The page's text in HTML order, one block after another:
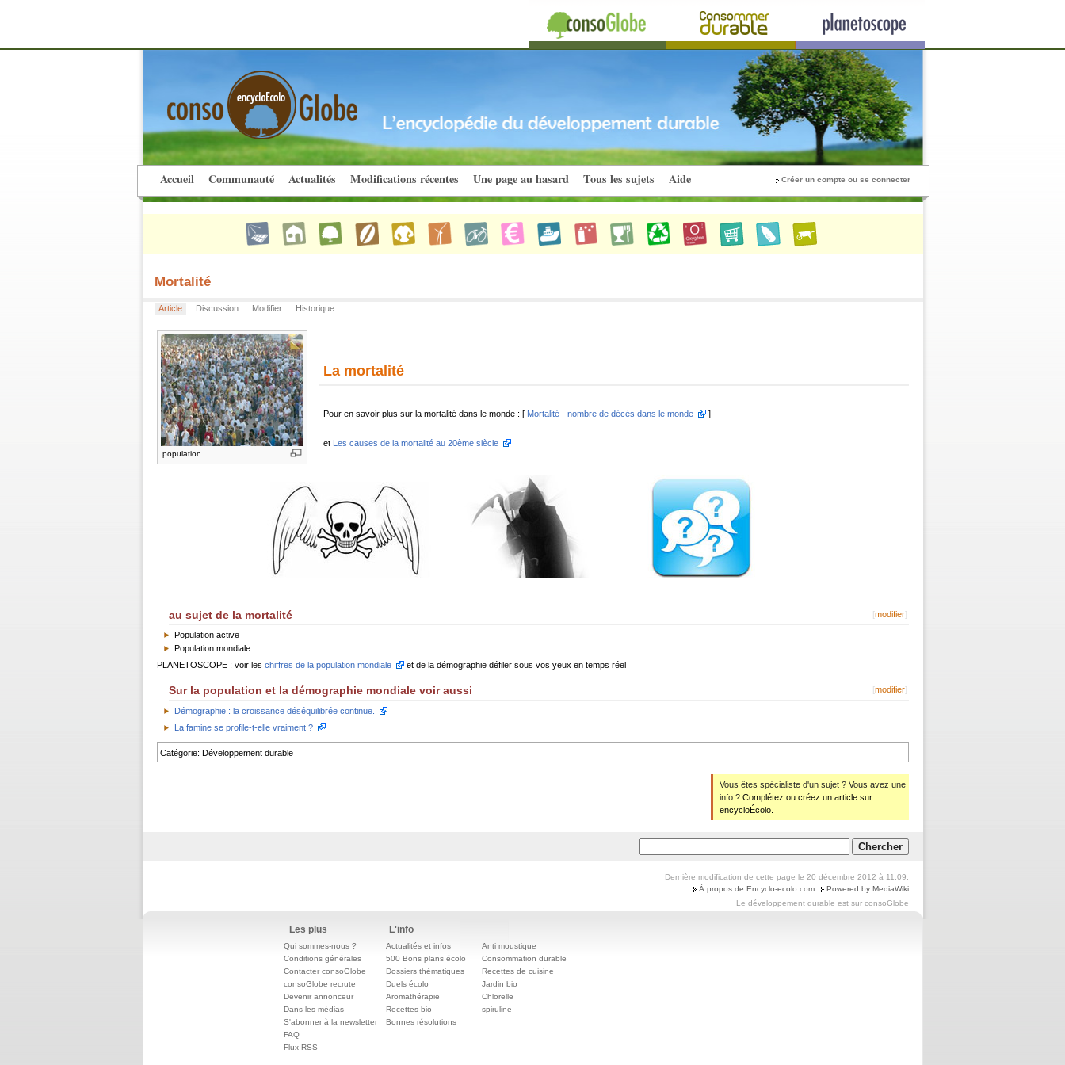
Accueil Communauté Actualités Modifications récentes Une page au hasard Tous les sujets Aide Créer un compte ou se connecter
Mortalité
Article Discussion Modifier Historique
population
La mortalité
Pour en savoir plus sur la mortalité dans le monde : [ Mortalité - nombre de décès dans le monde ]
et Les causes de la mortalité au 20ème siècle
[modifier]
au sujet de la mortalité
Population active
Population mondiale
PLANETOSCOPE : voir les chiffres de la population mondiale et de la démographie défiler sous vos yeux en temps réel
[modifier
Sur la population et la démographie mondiale voir aussi
Démographie : la croissance déséquilibrée continue.
La famine se profile-t-elle vraiment ?
Catégorie: Développement durable
Vous êtes spécialiste d'un sujet ? Vous avez une
info ? Complétez ou créez un article sur
encycloÉcolo.
Dernière modification de cette page le 20 décembre 2012 à 11:09.
À propos de Encyclo-ecolo.com
Powered by MediaWiki
Le développement durable est sur consoGlobe
Les plus
Qui sommes-nous ?
Conditions générales
Contacter consoGlobe
consoGlobe recrute
Devenir annonceur
Dans les médias
S'abonner à la newsletter
FAQ
Flux RSS
L'info
Actualités et infos
500 Bons plans écolo
Dossiers thématiques
Duels écolo
Aromathérapie
Recettes bio
Bonnes résolutions
Anti moustique
Consommation durable
Recettes de cuisine
Jardin bio
Chlorelle
spiruline